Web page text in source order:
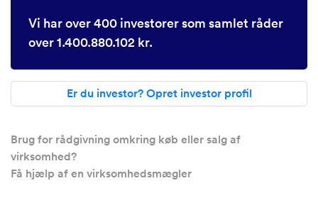
Vi har over 400 investorer som samlet råder
over 1.400.880.102 kr.
Er du investor? Opret investor profil
Brug for rådgivning omkring køb eller salg af
virksomhed?
Få hjælp af en virksomhedsmægler